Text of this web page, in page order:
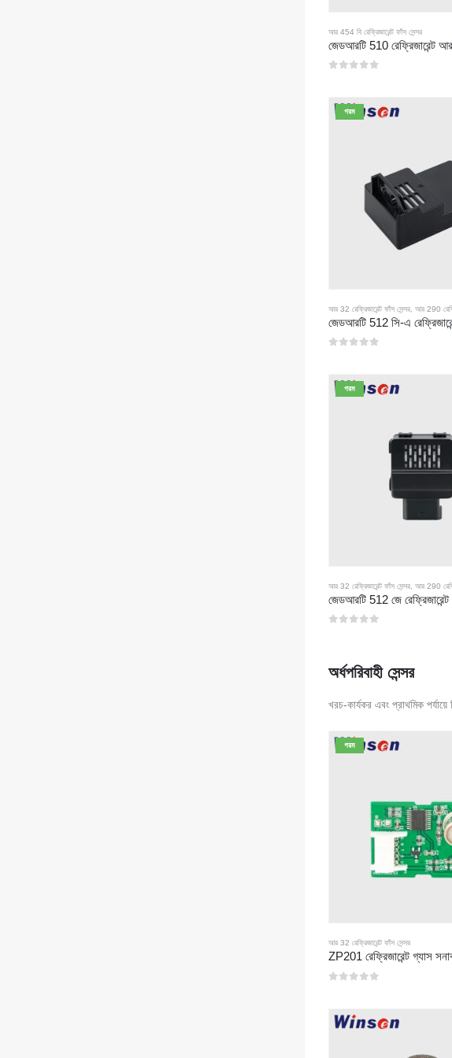
আর 454 বি রেফ্রিজারেন্ট ফাঁস সেন্সর
গরম
আর 32 রেফ্রিজারেন্ট ফাঁস সেন্সর ,আর 290
গরম
আর 32 রেফ্রিজারেন্ট ফাঁস সেন্সর ,আর 290
অর্ধপরিবাহী সেন্সর
খরচ-কার্যকর এবং প্রাথমিক
গরম
আর 32 রেফ্রিজারেন্ট ফাঁস সেন্সর